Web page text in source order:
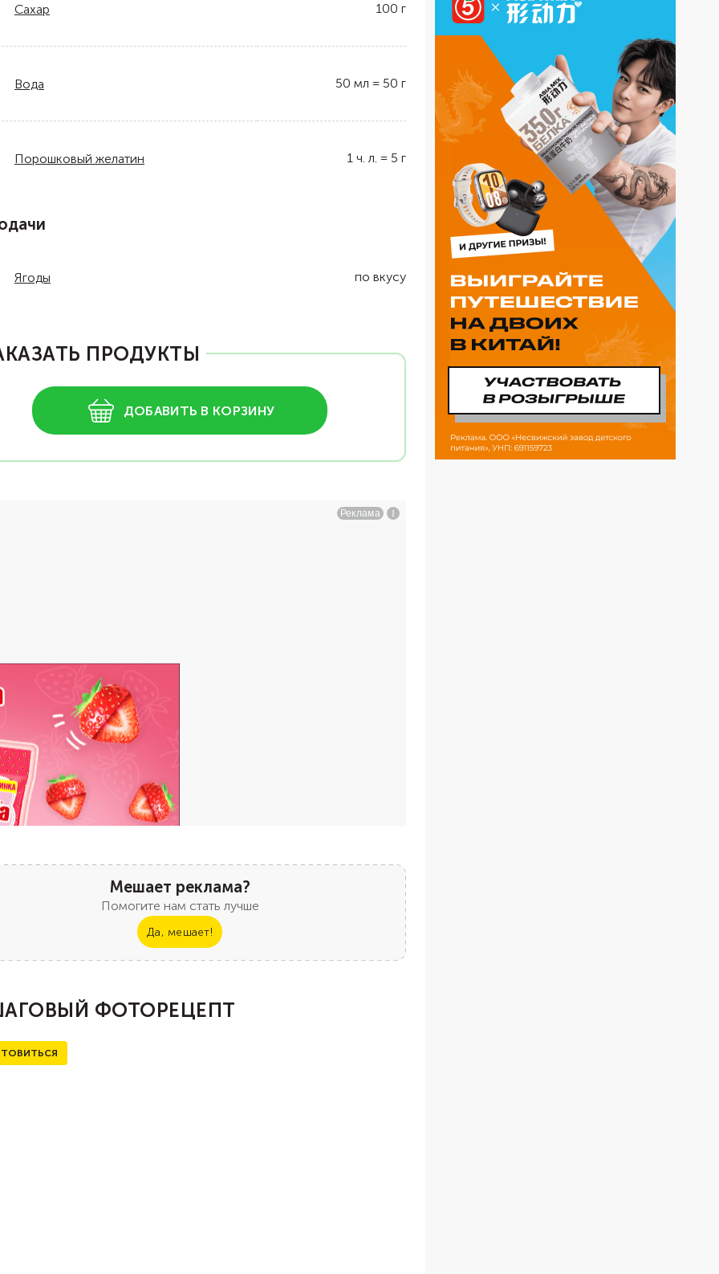
Сахар 100 г
Вода 50 мл = 50 г
Порошковый желатин 1 ч. л. = 5 г
Ягоды по вкусу
ПРОДУКТЫ
ДОБАВИТЬ В КОРЗИНУ
Мешает реклама?
Помогите нам стать лучше
Да, мешает!
ФОТОРЕЦЕПТ